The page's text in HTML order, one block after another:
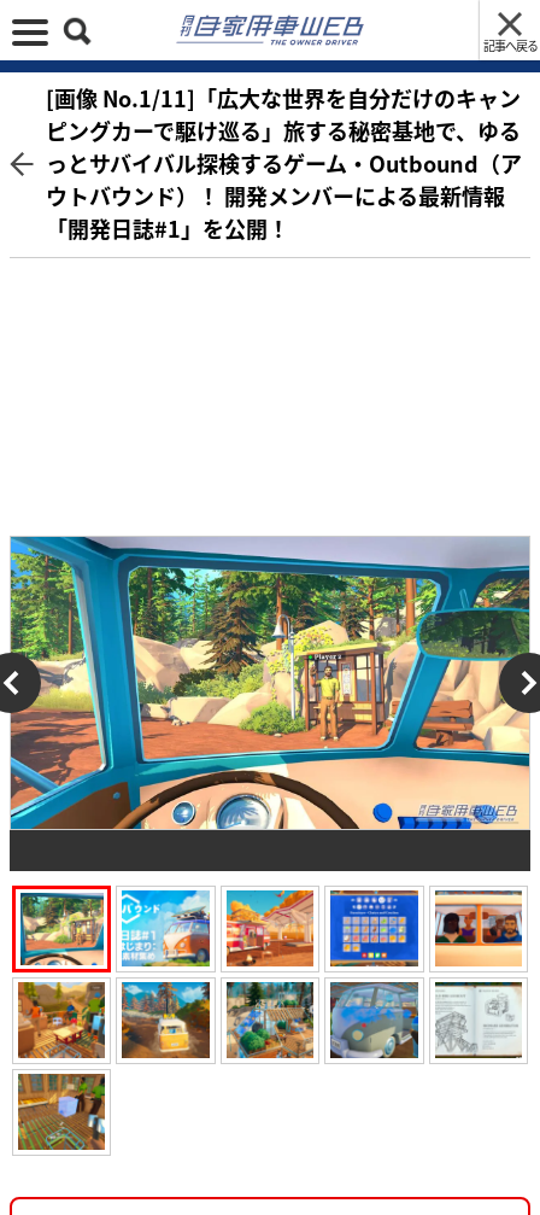
記事へ戻る
[画像 No.1/11]「広大な世界を自分だけのキャン
ピングカーで駆け巡る」旅する秘密基地で、ゆる
っとサバイバル探検するゲーム・Outbound（ア
ウトバウンド）！ 開発メンバーによる最新情報
「開発日誌#1」を公開！